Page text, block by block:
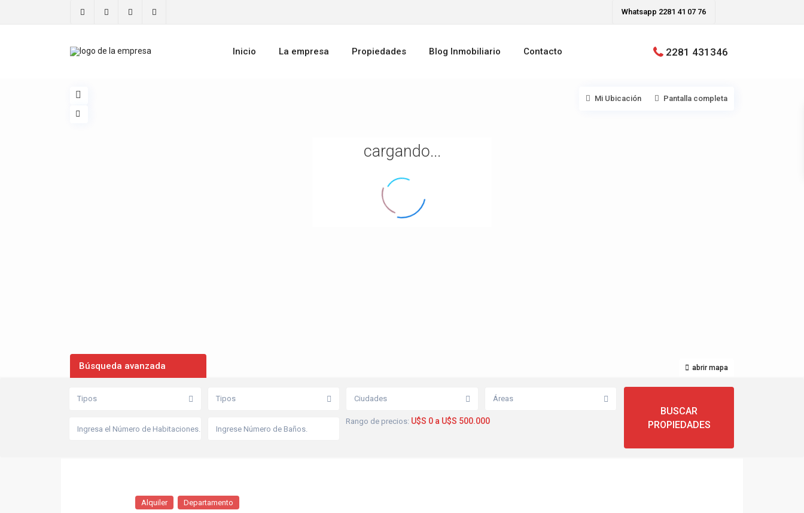
Whatsapp 2281 41 07 76
Inicio La empresa Propiedades Blog Inmobiliario Contacto 2281 431346
cargando...
abrir mapa
Mi Ubicación Pantalla completa
Búsqueda avanzada
Tipos Tipos Ciudades Áreas
Rango de precios: U$S 0 a U$S 500.000
Alquiler Departamento